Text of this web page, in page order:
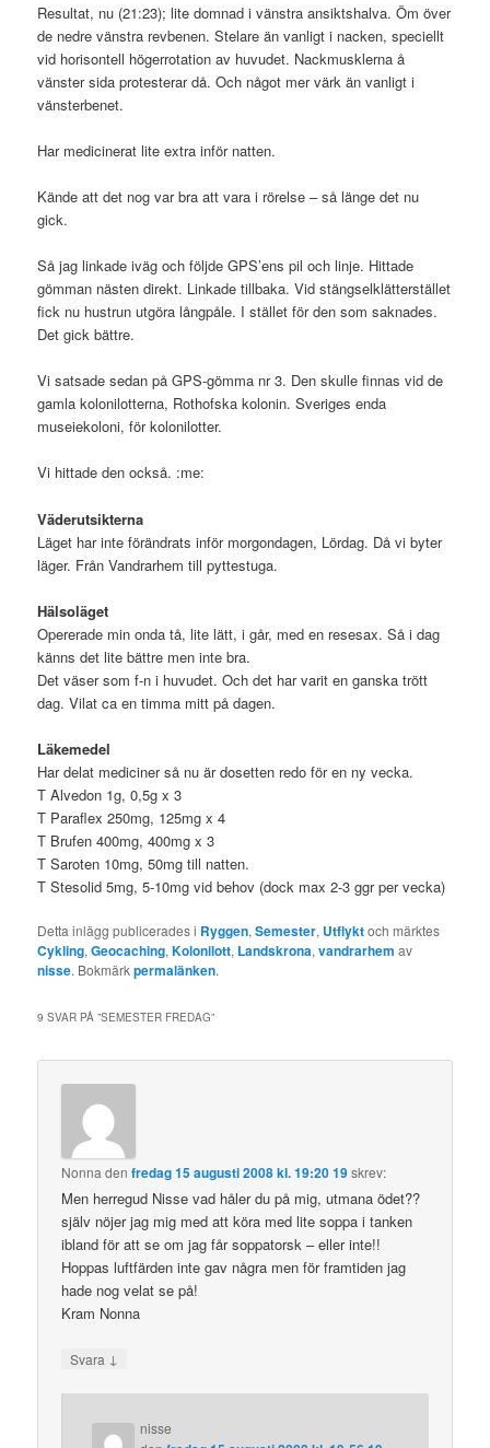
Resultat, nu (21:23); lite domnad i vänstra ansiktshalva. Öm över
de nedre vänstra revbenen. Stelare än vanligt i nacken, speciellt
vid horisontell högerrotation av huvudet. Nackmusklerna å
vänster sida protesterar då. Och något mer värk än vanligt i
vänsterbenet.
Har medicinerat lite extra inför natten.
Kände att det nog var bra att vara i rörelse – så länge det nu
gick.
Så jag linkade iväg och följde GPS’ens pil och linje. Hittade
gömman nästen direkt. Linkade tillbaka. Vid stängselklätterstället
fick nu hustrun utgöra långpåle. I stället för den som saknades.
Det gick bättre.
Vi satsade sedan på GPS-gömma nr 3. Den skulle finnas vid de
gamla kolonilotterna, Rothofska kolonin. Sveriges enda
museiekoloni, för kolonilotter.
Vi hittade den också. :me:
Väderutsikterna
Läget har inte förändrats inför morgondagen, Lördag. Då vi byter
läger. Från Vandrarhem till pyttestuga.
Hälsoläget
Opererade min onda tå, lite lätt, i går, med en resesax. Så i dag
känns det lite bättre men inte bra.
Det väser som f-n i huvudet. Och det har varit en ganska trött
dag. Vilat ca en timma mitt på dagen.
Läkemedel
Har delat mediciner så nu är dosetten redo för en ny vecka.
T Alvedon 1g, 0,5g x 3
T Paraflex 250mg, 125mg x 4
T Brufen 400mg, 400mg x 3
T Saroten 10mg, 50mg till natten.
T Stesolid 5mg, 5-10mg vid behov (dock max 2-3 ggr per vecka)
Detta inlägg publicerades i Ryggen,Semester, Utflyktoch märktes
Cykling,Geocaching,Kolonilott, Landskrona,vandrarhem av
nisse. Bokmärkpermalänken.
9 SVAR PÅ ”SEMESTER FREDAG”
Nonna denfredag 15 augusti 2008 kl. 19:20 19skrev:
Men herregud Nisse vad håler du på mig, utmana ödet??
själv nöjer jag mig med att köra med lite soppa i tanken
ibland för att se om jag får soppatorsk – eller inte!!
Hoppas luftfärden inte gav några men för framtiden jag
hade nog velat se på!
Kram Nonna
Svara ↓
nisse